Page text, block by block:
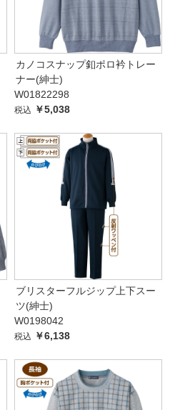
カノコスナップ釦ポロ衿トレー
ナー(紳士)
W01822298
税込 ￥5,038
ブリスターフルジップ上下スー
ツ(紳士)
W0198042
税込 ￥6,138